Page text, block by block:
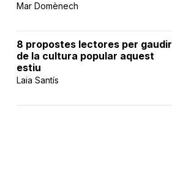
Mar Domènech
8 propostes lectores per gaudir
de la cultura popular aquest
estiu
Laia Santís